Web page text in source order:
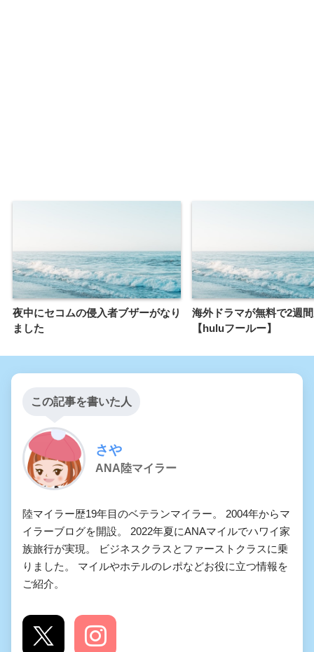
夜中にセコムの侵入者ブザーがなり
ました
海外ドラマが無料で2週
【huluフールー】
この記事を書いた人
さや
ANA陸マイラー
陸マイラー歴19年目のベテランマイラー。 2004年からマ
イラーブログを開設。 2022年夏にANAマイルでハワイ家
族旅行が実現。 ビジネスクラスとファーストクラスに乗
りました。 マイルやホテルのレポなどお役に立つ情報を
ご紹介。